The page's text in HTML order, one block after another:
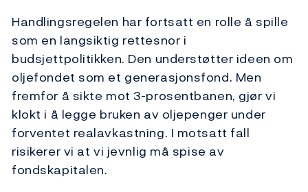
Handlingsregelen har fortsatt en rolle å spille
som en langsiktig rettesnor i
budsjettpolitikken. Den understøtter ideen om
oljefondet som et generasjonsfond. Men
fremfor å sikte mot 3-prosentbanen, gjør vi
klokt i å legge bruken av oljepenger under
forventet realavkastning. I motsatt fall
risikerer vi at vi jevnlig må spise av
fondskapitalen.